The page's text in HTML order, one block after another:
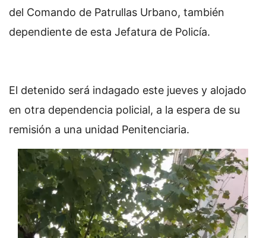
del Comando de Patrullas Urbano, también
dependiente de esta Jefatura de Policía.
El detenido será indagado este jueves y alojado
en otra dependencia policial, a la espera de su
remisión a una unidad Penitenciaria.